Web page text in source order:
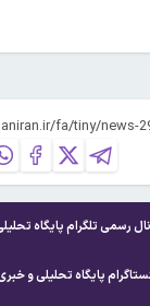
رسمی تلگرام پایگاه
پایگاه تحلیلی و